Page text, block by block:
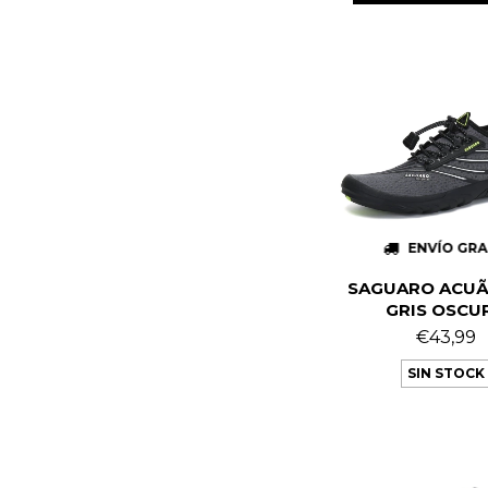
ENVÍO
SAGUARO
GRIS
€43,99
SIN STOCK